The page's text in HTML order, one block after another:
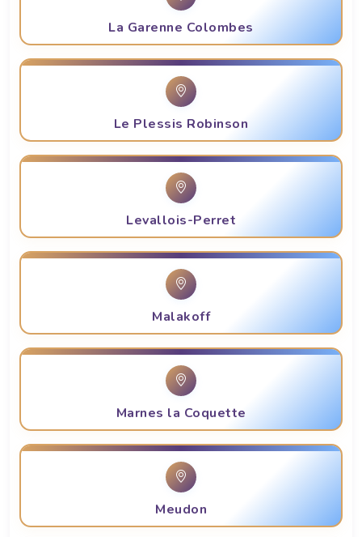
La Garenne Colombes
Le Plessis Robinson
Levallois-Perret
Malakoff
Marnes la Coquette
Meudon